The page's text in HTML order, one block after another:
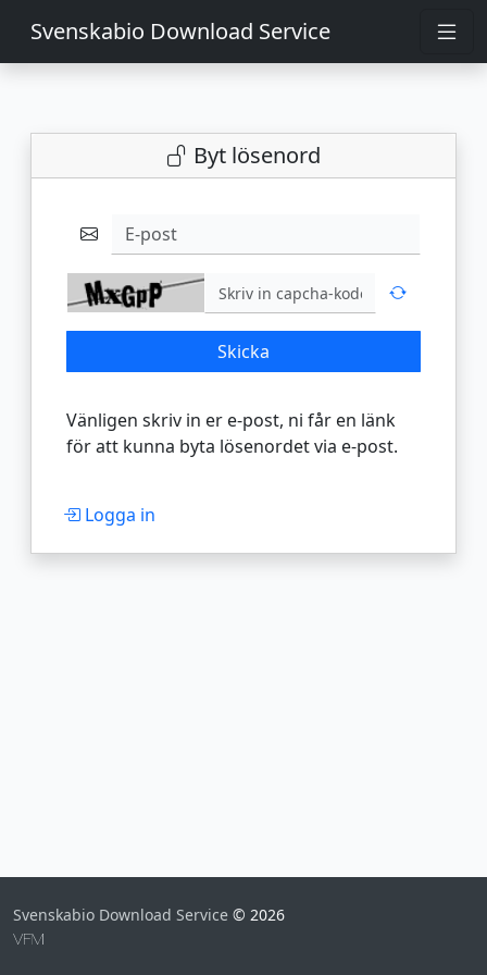
Svenskabio Download Service
Byt lösenord
E-post
Skicka
Vänligen skriv in er e-post, ni får en länk
för att kunna byta lösenordet via e-post.
Logga in
Svenskabio Download Service © 2026